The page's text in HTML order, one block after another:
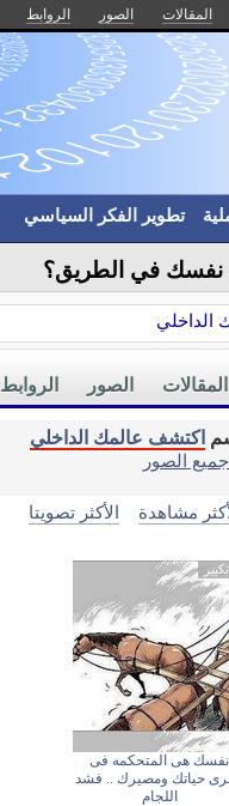
المقالات الصور الروابط
تطوير الفكر السياسي
نفسك في الطريق؟
الداخلي
الروابط الصور المقالات
اكتشف عالمك الداخلي
الصور
مشاهدة الأكثر تصويتا
تكبير
نفسك هى المتحكمه فى
حياتك ومصيرك .. فشد
اللجام